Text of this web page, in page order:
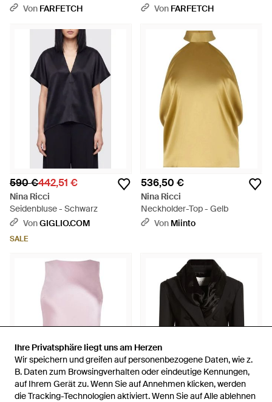
Ihre Privatsphäre liegt uns am Herzen
Wir speichern und greifen auf personenbezogene Daten, wie z.
B. Daten zum Browsingverhalten oder eindeutige Kennungen,
auf Ihrem Gerät zu. Wenn Sie auf Annehmen klicken, werden
die Tracking-Technologien aktiviert. Wenn Sie auf Alle ablehnen
Ihre Privatsphäre liegt uns am Herzen
Wir speichern und greifen auf personenbezogene Daten, wie z.
B. Daten zum Browsingverhalten oder eindeutige Kennungen,
auf Ihrem Gerät zu. Wenn Sie auf Annehmen klicken, werden
die Tracking-Technologien aktiviert. Wenn Sie auf Alle ablehnen
WeißVon FARFETCH
PinkVon FARFETCH
590 €442,51 €
Nina Ricci
Seidenbluse - Schwarz
VonGIGLIO.COM
SALE
536,50 €
Nina Ricci
Neckholder-Top - Gelb
Von Miinto